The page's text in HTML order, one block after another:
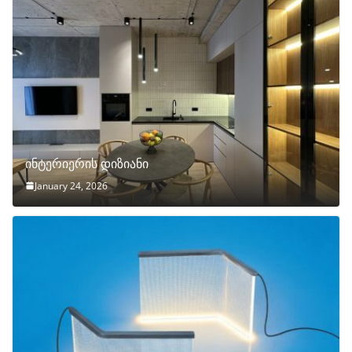
ინტერიერის დიზიანი
January 24, 2026